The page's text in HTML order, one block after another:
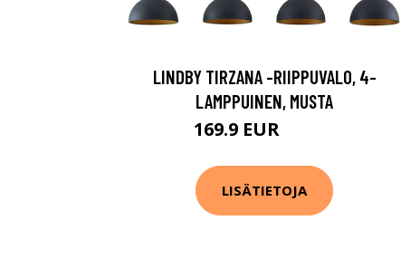
LINDBY TIRZANA -RIIPPUVALO, 4-
LAMPPUINEN, MUSTA
169.9 EUR
LISÄTIETOJA